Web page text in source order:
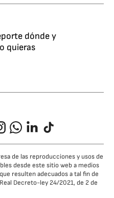
dónde y
quieras
WhatsappLinkedIn
TikTok
de las reproducciones y usos de
desde este sitio web a medios
resulten adecuados a tal fin de
Decreto-ley 24/2021, de 2 de